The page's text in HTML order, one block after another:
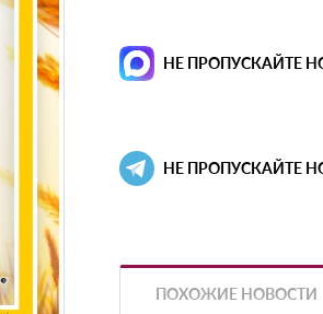
НЕ ПРОПУСКАЙТЕ
НЕ ПРОПУСКАЙТЕ
ПОХОЖИЕ НОВОСТИ